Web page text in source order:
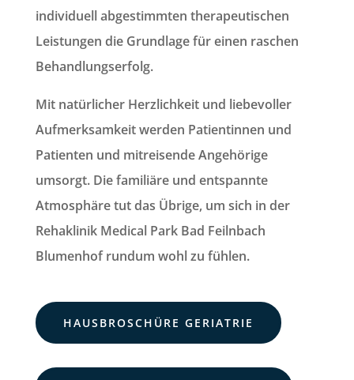
individuell abgestimmten therapeutischen
Leistungen die Grundlage für einen raschen
Behandlungserfolg.
Mit natürlicher Herzlichkeitund liebevoller
Aufmerksamkeitwerden Patientinnen und
Patienten und mitreisende Angehörige
umsorgt. Diefamiliäre und entspannte
Atmosphäretut das Übrige, um sich in der
Rehaklinik Medical Park Bad Feilnbach
Blumenhof rundum wohl zu fühlen.
HAUSBROSCHÜRE GERIATRIE